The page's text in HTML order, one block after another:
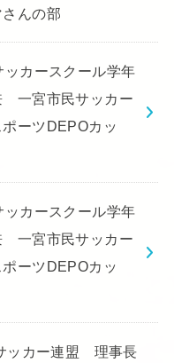
んの部
カースクール学年
一宮市民サッカー
ーツDEPOカッ
カースクール学年
一宮市民サッカー
ーツDEPOカッ
ッカー連盟 理事長